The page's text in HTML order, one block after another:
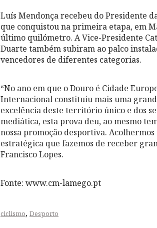
Luís Mendonça recebeu do Presidente
que conquistou na primeira etapa, em
último quilómetro. A Vice-Presidente
Duarte também subiram ao palco
vencedores de diferentes categorias.
“No ano em que o Douro é Cidade
Internacional constituiu mais uma
excelência deste território único e dos
mediática, esta prova deu, ao mesmo
nossa promoção desportiva.
estratégica que fazemos de receber
Francisco Lopes.
Fonte: www.cm-lamego.pt
ciclismo, Desporto